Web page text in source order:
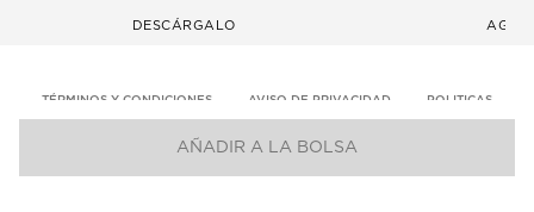
AÑADIR A LA BOLSA
DESCÁRGALO
TÉRMINOS Y CONDICIONES AVISO DE PRIVACIDAD POLITICAS